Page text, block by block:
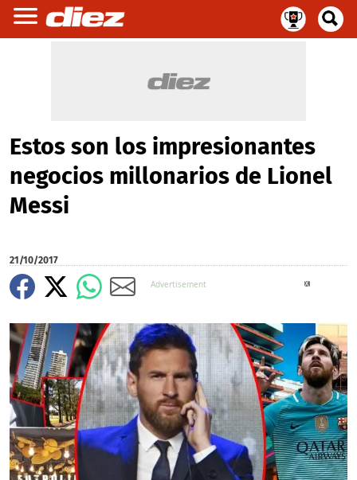
Estos son los impresionantes
negocios millonarios de Lionel
Messi
21/10/2017
X